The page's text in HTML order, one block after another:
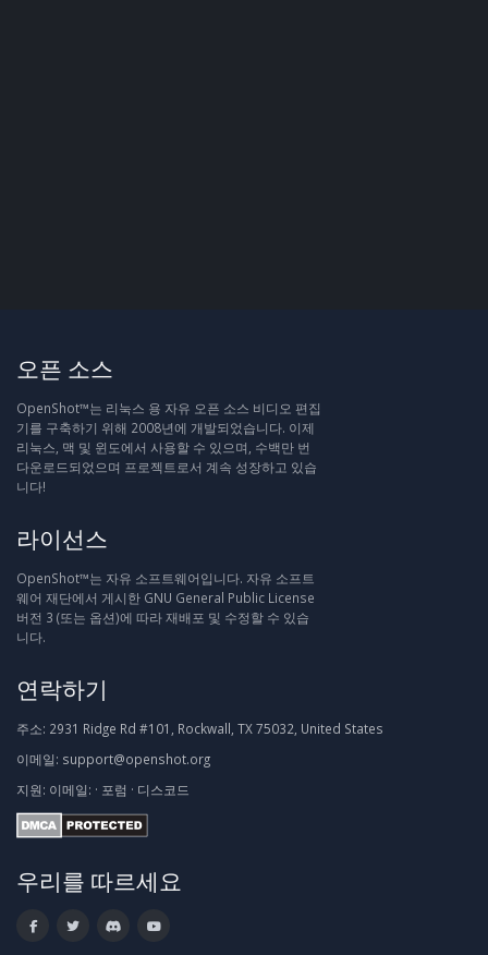
오픈 소스
OpenShot™는 리눅스 용 자유 오픈 소스 비디오 편집
기를 구축하기 위해 2008년에 개발되었습니다. 이제
리눅스, 맥 및 윈도에서 사용할 수 있으며, 수백만 번
다운로드되었으며 프로젝트로서 계속 성장하고 있습
니다!
라이선스
OpenShot™는 자유 소프트웨어입니다. 자유 소프트
웨어 재단에서 게시한 GNU General Public License
버전 3 (또는 옵션)에 따라 재배포 및 수정할 수 있습
니다.
연락하기
주소: 2931 Ridge Rd #101, Rockwall, TX 75032, United States
이메일: support@openshot.org
지원: 이메일: · 포럼 · 디스코드
우리를 따르세요